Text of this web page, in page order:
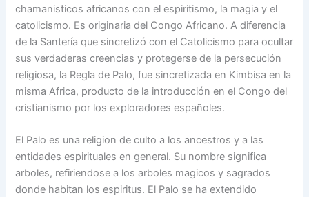
chamanisticos africanos con el espiritismo, la magia y el
catolicismo. Es originaria del Congo Africano. A diferencia
de la Santería que sincretizó con el Catolicismo para ocultar
sus verdaderas creencias y protegerse de la persecución
religiosa, la Regla de Palo, fue sincretizada en Kimbisa en la
misma Africa, producto de la introducción en el Congo del
cristianismo por los exploradores españoles.
El Palo es una religion de culto a los ancestros y a las
entidades espirituales en general. Su nombre significa
arboles, refiriendose a los arboles magicos y sagrados
donde habitan los espiritus. El Palo se ha extendido